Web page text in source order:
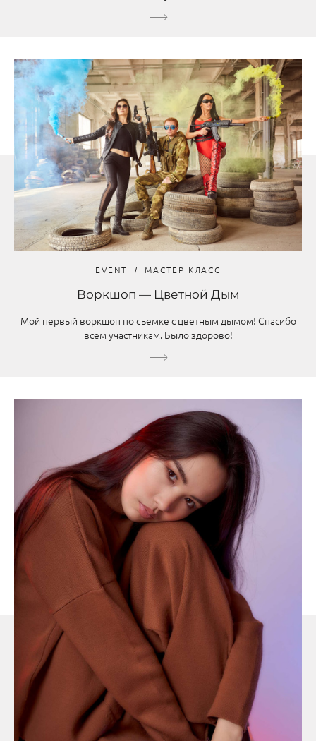
EVENT МАСТЕР КЛАСС
Воркшоп — Цветной Дым
Мой первый воркшоп по съёмке с цветным дымом! Спасибо
всем участникам. Было здорово!